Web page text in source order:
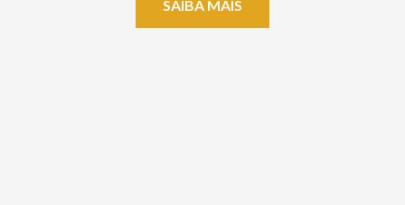
SAIBA MAIS